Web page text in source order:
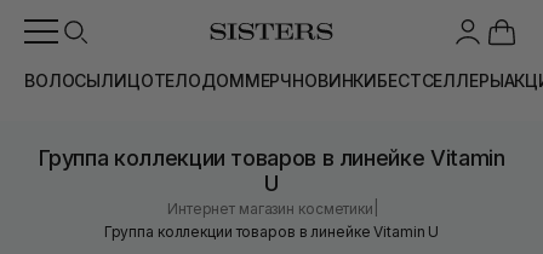
ВОЛОСЫЛИЦОТЕЛОДОММЕРЧНОВИНКИБЕСТСЕЛЛЕРЫ
Группа коллекции товаров в линейке Vitamin
U
Интернет магазин косметики
Группа коллекции товаров в линейке Vitamin U